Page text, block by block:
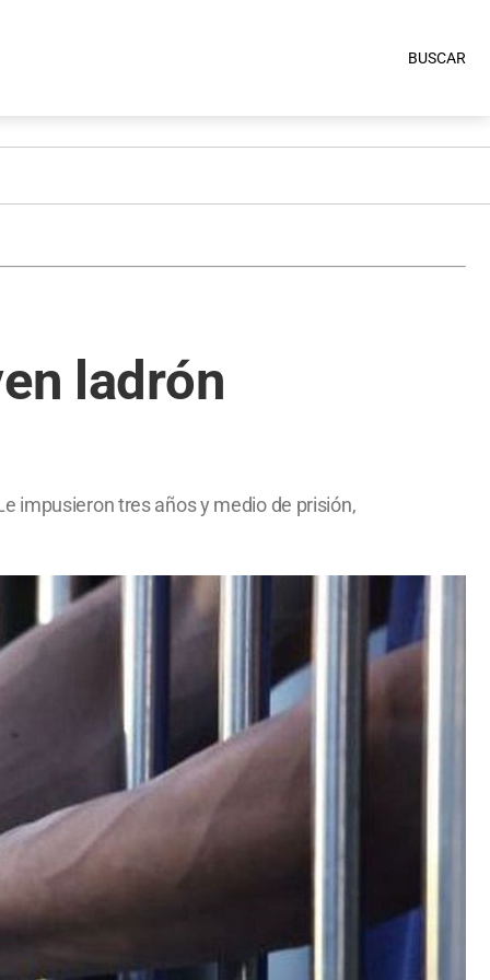
BUSCAR
ladrón
impusieron tres años y medio de prisión,